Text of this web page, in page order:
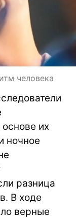
человека
их
ночное
разница
В ходе
верные